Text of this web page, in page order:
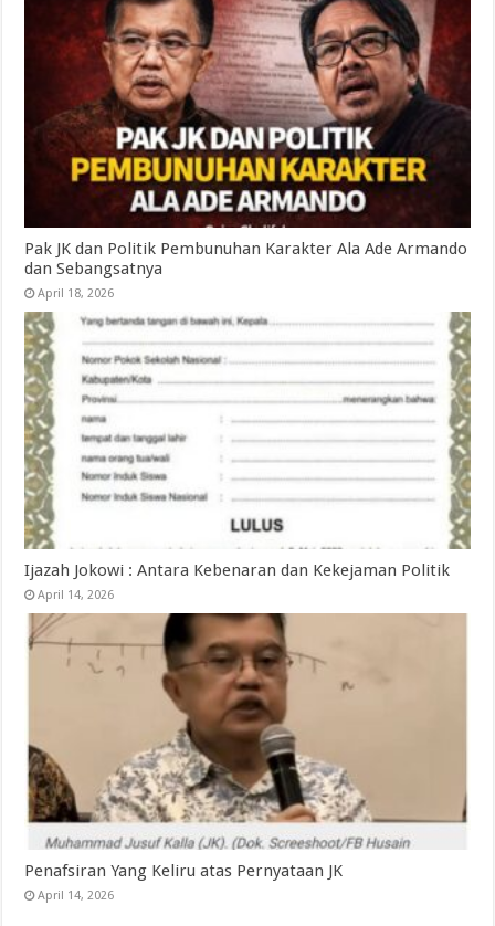
Pak JK dan Politik Pembunuhan Karakter Ala Ade Armando
dan Sebangsatnya
April 18, 2026
Ijazah Jokowi : Antara Kebenaran dan Kekejaman Politik
April 14, 2026
Penafsiran Yang Keliru atas Pernyataan JK
April 14, 2026